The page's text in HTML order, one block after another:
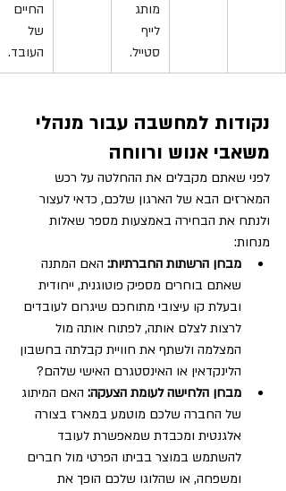
מותג
לייף
סטייל.
החיים
של
העובד.
נקודות למחשבה עבור מנהלי
משאבי אנוש ורווחה
לפני שאתם מקבלים את ההחלטה על רכש
המארזים הבא של הארגון שלכם, כדאי לעצור
ולנתח את הבחירה באמצעות מספר שאלות
מנחות:
מבחן הרשתות החברתיות: האם המתנה
שאתם בוחרים מספיק פוטוגנית, ייחודית
ובעלת קו עיצובי מתוחכם שיגרום לעובדים
לרצות לצלם אותה, לפתוח אותה מול
המצלמה ולשתף את חוויית קבלתה בחשבון
הלינקדאין או האינסטגרם האישי שלהם?
מבחן הלחישה לעומת הצעקה: האם המיתוג
של החברה שלכם מוטמע במארז בצורה
אלגנטית ומכבדת שמאפשרת לעובד
להשתמש במוצר בביתו הפרטי מול חברים
ומשפחה, או שהלוגו שלכם הופך את